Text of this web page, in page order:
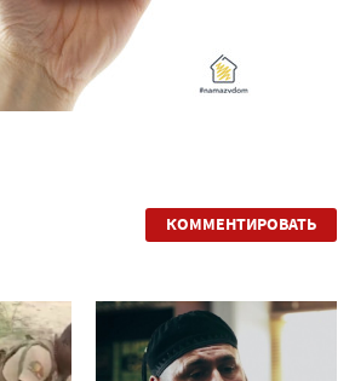
КОММЕНТИРОВАТЬ